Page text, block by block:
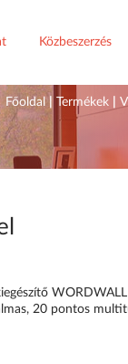
Közbeszerzés
Főoldal Termékek
20 pontos